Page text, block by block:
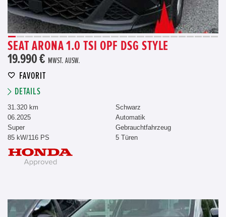
SEAT ARONA 1.0 TSI OPF DSG STYLE
19.990 € MWST. AUSW.
FAVORIT
DETAILS
31.320 km
06.2025
Super
85 kW/116 PS
Schwarz
Automatik
Gebrauchtfahrzeug
5 Türen